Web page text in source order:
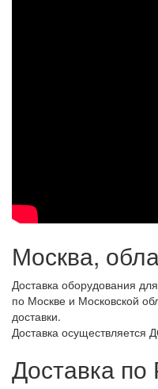
Москва,
Доставка оборудования
по Москве и Московской
доставки.
Доставка
Доставка